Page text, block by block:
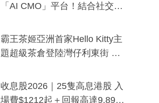
「AI CMO」平台！結合社交聆
分鐘生成「貼地」宣傳短片
霸王茶姬亞洲首家Hello Kitty主
題超級茶倉登陸灣仔利東街 推
y及香港限定特調系列
收息股2026｜25隻高息港股 入
場費$1212起＋回報高達9.89